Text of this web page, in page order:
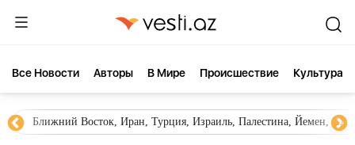
Все Новости Aвторы В Мире Происшествие Культура
Ближний Восток, Иран, Турция, Израиль, Палестина, Йемен,